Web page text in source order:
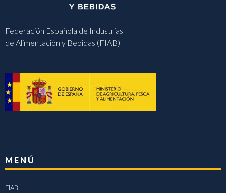
Federación Española de Industrias
de Alimentación y Bebidas (FIAB)
MENÚ
FIAB